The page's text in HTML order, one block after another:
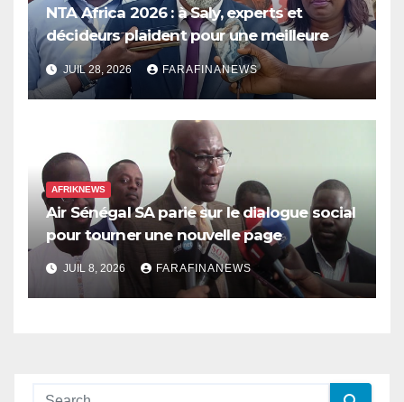
NTA Africa 2026 : à Saly, experts et
décideurs plaident pour une meilleure
prise en compte de l’économie des soins
en Afrique
JUIL 28, 2026 FARAFINANEWS
AFRIKNEWS
Air Sénégal SA parie sur le dialogue social
pour tourner une nouvelle page
JUIL 8, 2026 FARAFINANEWS